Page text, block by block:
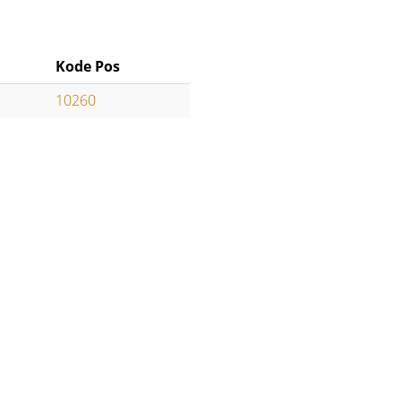
Kode Pos
10260